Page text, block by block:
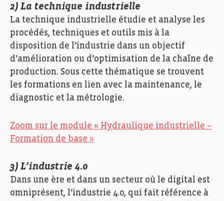
2) La technique industrielle
La technique industrielle étudie et analyse les
procédés, techniques et outils mis à la
disposition de l’industrie dans un objectif
d’amélioration ou d’optimisation de la chaîne de
production. Sous cette thématique se trouvent
les formations en lien avec la maintenance, le
diagnostic et la métrologie.
Zoom sur le module « Hydraulique industrielle –
Formation de base »
3) L’industrie 4.0
Dans une ère et dans un secteur où le digital est
omniprésent, l’industrie 4.0, qui fait référence à